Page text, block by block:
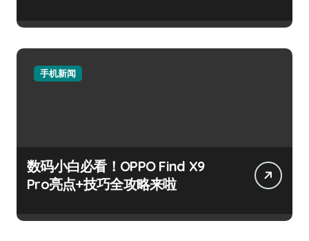
手机新闻
数码小白必看！OPPO Find X9
Pro亮点+技巧全攻略来啦